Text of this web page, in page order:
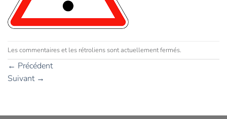
Les commentaires et les rétroliens sont actuellement fermés.
← Précédent
Suivant →